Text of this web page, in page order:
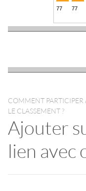
COMMENT PARTICIPER
LE CLASSEMENT ?
Ajouter
lien avec